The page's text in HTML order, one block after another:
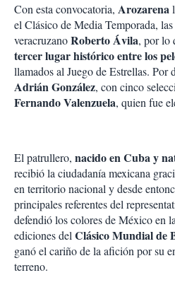
Con esta convocatoria, Arozarena
el Clásico de Media Temporada,
veracruzanoRoberto Ávila, por lo
tercer lugar histórico entre los
llamados al Juego de Estrellas. Por
Adrián González, con cinco
Fernando Valenzuela, quien fue
El patrullero, nacido en Cuba y
recibió la ciudadanía mexicana
en territorio nacional y desde
principales referentes del
defendió los colores de México en
ediciones delClásico Mundial de
ganó el cariño de la afición por su
terreno.